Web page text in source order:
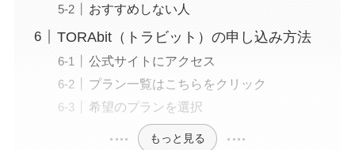
おすすめしない人
TORAbit（トラビット）の申し込み方法
公式サイトにアクセス
プラン一覧はこちらをクリック
希望のプランを選択
もっと見る